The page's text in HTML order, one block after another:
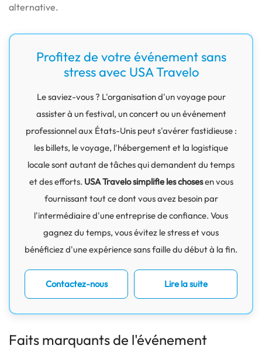
alternative.
Profitez de votre événement sans
stress avec USA Travelo
Le saviez-vous ? L'organisation d'un voyage pour
assister à un festival, un concert ou un événement
professionnel aux États-Unis peut s'avérer fastidieuse :
les billets, le voyage, l'hébergement et la logistique
locale sont autant de tâches qui demandent du temps
et des efforts. USA Travelo simplifie les chosesen vous
fournissant tout ce dont vous avez besoin par
l'intermédiaire d'une entreprise de confiance. Vous
gagnez du temps, vous évitez le stress et vous
bénéficiez d'une expérience sans faille du début à la fin.
Contactez-nous Lire la suite
Faits marquants de l'événement